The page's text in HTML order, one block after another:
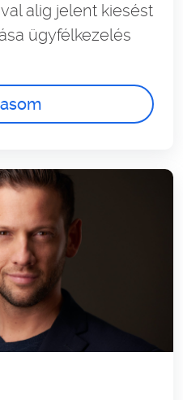
alig jelent kiesést
ügyfélkezelés